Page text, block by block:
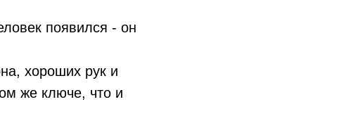
появился - он
хороших рук и
же ключе, что и